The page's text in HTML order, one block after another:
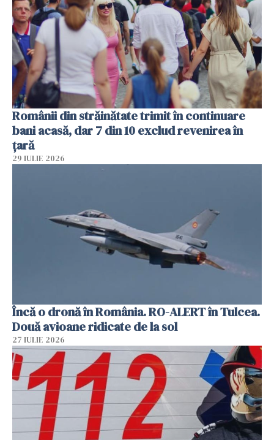
Românii din străinătate trimit în continuare
bani acasă, dar 7 din 10 exclud revenirea în
țară
29 IULIE 2026
Încă o dronă în România. RO-ALERT în Tulcea.
Două avioane ridicate de la sol
27 IULIE 2026